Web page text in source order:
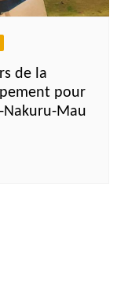
de la
pour
Mau